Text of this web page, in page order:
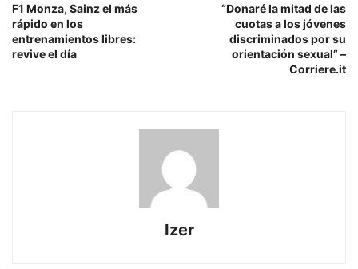
F1 Monza, Sainz el más
rápido en los
entrenamientos libres:
revive el día
“Donaré la mitad de las
cuotas a los jóvenes
discriminados por su
orientación sexual” –
Corriere.it
Izer